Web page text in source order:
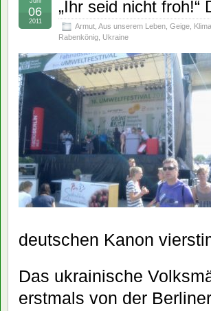
„Ihr seid nicht
Armut Aus unserem Leben Geige
Rabenkönig Ukraine
06
2011
deutschen Kanon
Das ukrainische
erstmals von der